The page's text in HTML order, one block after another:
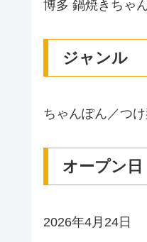
博多 鍋焼きちゃ
ジャンル
ちゃんぽん／つ
オープン日
2026年4月24日